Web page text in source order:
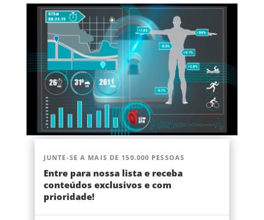
JUNTE-SE A MAIS DE 150.000 PESSOAS
Entre para nossa lista e receba
conteúdos exclusivos e com
prioridade!